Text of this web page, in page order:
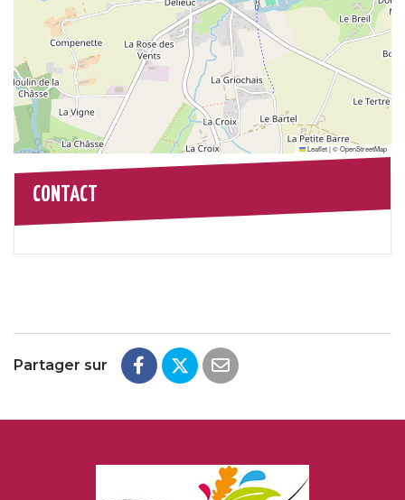
Leaflet|©OpenStreetMap
CONTACT
Partager sur